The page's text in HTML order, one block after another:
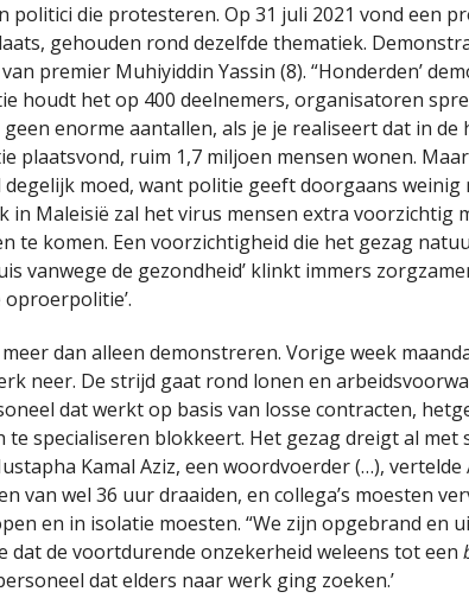
politici die protesteren. Op 31 juli 2021 vond een
gehouden rond dezelfde thematiek.
premier Muhiyiddin Yassin (8). “Honderden’
houdt het op 400 deelnemers, organisatoren
enorme aantallen, als je je realiseert dat in de
plaatsvond, ruim 1,7 miljoen mensen wonen.
degelijk moed, want politie geeft doorgaans
in Maleisië zal het virus mensen extra voorzichtig
te komen. Een voorzichtigheid die het gezag
vanwege de gezondheid’ klinkt immers
dan alleen demonstreren. Vorige week
neer. De strijd gaat rond lonen en
dat werkt op basis van losse contracten,
te specialiseren blokkeert. Het gezag dreigt al met
Kamal Aziz, een woordvoerder (…), vertelde
van wel 36 uur draaiden, en collega’s moesten
en in isolatie moesten. “We zijn opgebrand en
dat de voortdurende onzekerheid weleens tot een
dat elders naar werk ging zoeken.’